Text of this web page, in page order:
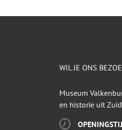
WIL JE ONS
Museum
en historie uit